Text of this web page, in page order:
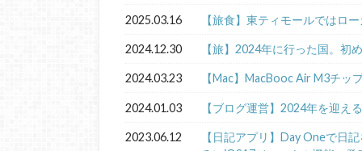
2025.03.16 【旅食】東ティモールではロ
2024.12.30 【旅】2024年に行った国。初
2024.03.23 【Mac】MacBooc Air M3チッ
2024.01.03 【ブログ運営】2024年を迎え
2023.06.12
【日記アプリ】Day Oneで日